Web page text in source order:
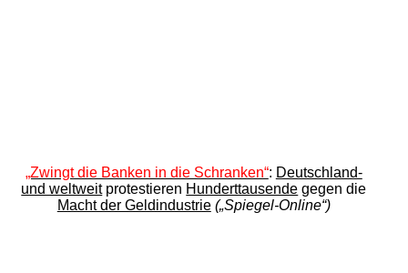
„Zwingt die Banken in die Schranken“: Deutschland-
und weltweitprotestieren Hunderttausende gegen die
Macht der Geldindustrie („Spiegel-Online“)